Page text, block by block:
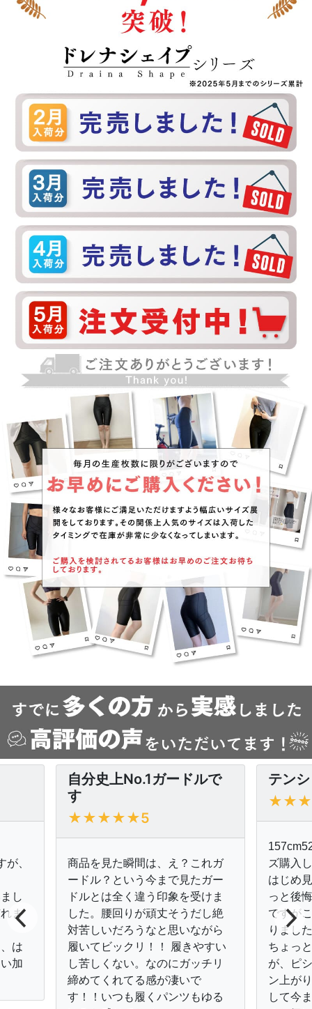
自分史上No.1ガードルで
す
★★★★★5
商品を見た瞬間は、え？これガ
ードル？という今まで見たガー
ドルとは全く違う印象を受けま
した。腰回りが頑丈そうだし絶
対苦しいだろうなと思いながら
履いてビックリ！！ 履きやすい
し苦しくない。なのにガッチリ
締めてくれてる感が凄いで
す！！いつも履くパンツもゆる
テン
ズ購入
はじめ
っと後
ですが
りまし
ちょっ
が、ピ
ン上が
して今
、
し
ま
は
加